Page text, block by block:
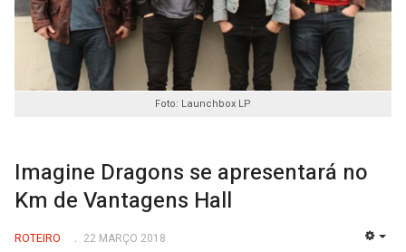
Foto: Launchbox LP
Imagine Dragons se apresentará no
Km de Vantagens Hall
ROTEIRO 22 MARÇO 2018